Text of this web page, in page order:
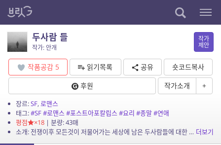
두사람 들
작가: 안개
작가
제안
작품공감 5 읽기목록 공유
숏코드복사
후원
작가소개 +
장르:SF,로맨스
태그:#SF#로맨스#포스트아포칼립스#요리 #종말#연애
평점
×18| 분량: 43매
소개: 전쟁이후 모든것이 저물어가는 세상에 남은 두사람들에 대한 이야기. 더보기